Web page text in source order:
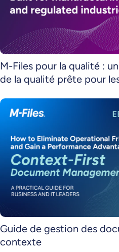
M-Files pour la qualité :
de la qualité prête pour
Guide de gestion des
contexte